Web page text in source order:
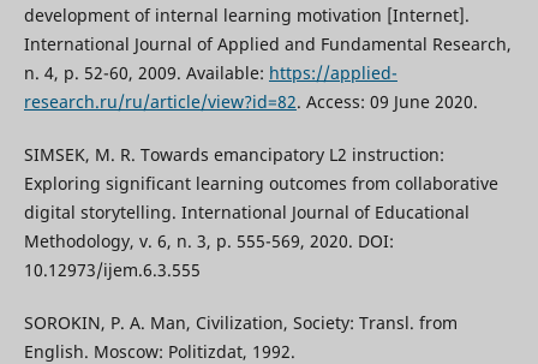
development of internal learning motivation [Internet].
International Journal of Applied and Fundamental Research,
n. 4, p. 52-60, 2009. Available: https://applied-
research.ru/ru/article/view?id=82. Access: 09 June 2020.
SIMSEK, M. R. Towards emancipatory L2 instruction:
Exploring significant learning outcomes from collaborative
digital storytelling. International Journal of Educational
Methodology, v. 6, n. 3, p. 555-569, 2020. DOI:
10.12973/ijem.6.3.555
SOROKIN, P. A. Man, Civilization, Society: Transl. from
English. Moscow: Politizdat, 1992.